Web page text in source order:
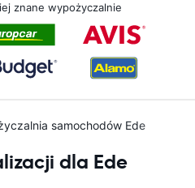
znane wypożyczalnie
samochodów Ede
dla Ede